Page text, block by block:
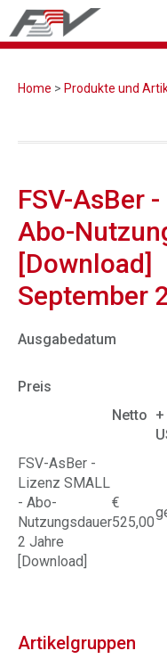
Home > Produkte und
FSV-AsBer
Abo-
[Download]
September
Ausgabedatum
Preis
Netto +
FSV-AsBer -
Lizenz SMALL
- Abo-
Nutzungsdauer
2 Jahre
[Download]
€
525,00
Artikelgruppen